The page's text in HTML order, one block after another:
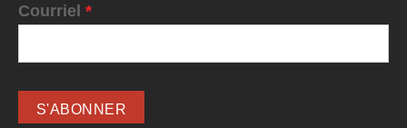
Courriel *